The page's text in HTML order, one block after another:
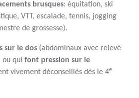
brusques: équitation, ski
VTT, escalade, tennis, jogging
de grossesse).
sur le dos (abdominaux avec relevé
ou qui font pression sur le
vivement déconseillés dès le 4e